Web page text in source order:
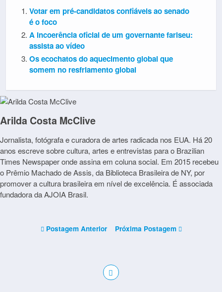
Votar em pré-candidatos confiáveis ao senado
é o foco
A incoerência oficial de um governante fariseu:
assista ao vídeo
Os ecochatos do aquecimento global que
somem no resfriamento global
Arilda Costa McClive
Jornalista, fotógrafa e curadora de artes radicada nos EUA. Há 20
anos escreve sobre cultura, artes e entrevistas para o Brazilian
Times Newspaper onde assina em coluna social. Em 2015 recebeu
o Prêmio Machado de Assis, da Biblioteca Brasileira de NY, por
promover a cultura brasileira em nível de excelência. É associada
fundadora da AJOIA Brasil.
Postagem Anterior Próxima Postagem